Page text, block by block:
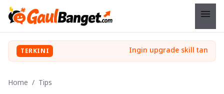
menu
TERKINI
Home / Tips